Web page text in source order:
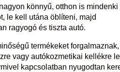
könnyű, otthon is mindenki
le kell utána öblíteni, majd
ragyogó és tiszta autó.
termékeket forgalmaznak,
vagy autókozmetikai kellékre
kapcsolatban nyugodtan